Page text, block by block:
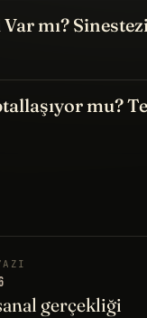
mı?
mu?
gerçekliği